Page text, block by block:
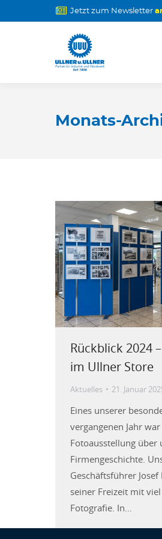
Jetzt zum Newsletter
Monats-
Rückblick 2024
im Ullner Store
Aktuelles 21. Januar
Eines unserer
vergangenen Jahr
Fotoausstellung über
Firmengeschichte.
Geschäftsführer
seiner Freizeit mit
Fotografie. In…